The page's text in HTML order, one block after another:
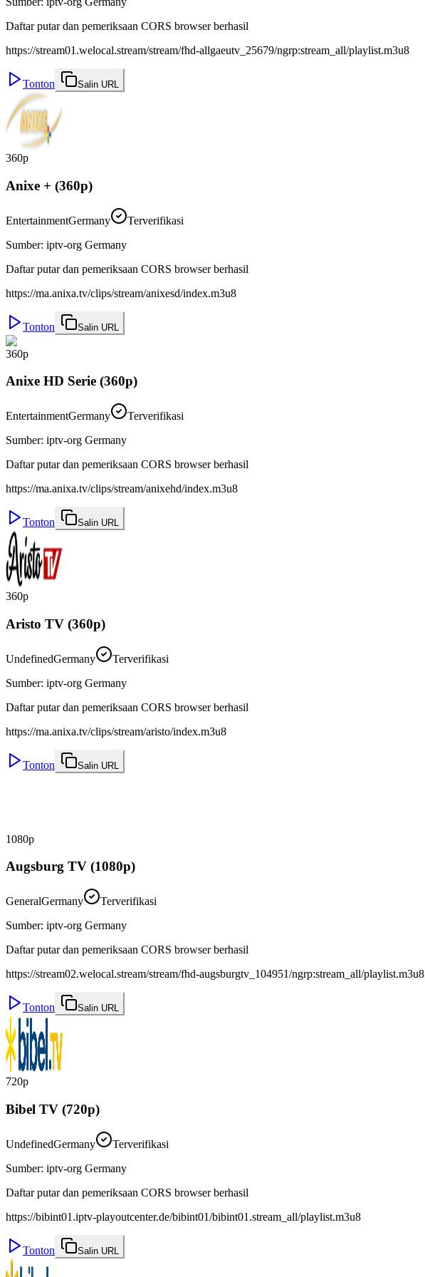
Daftar putar dan pemeriksaan CORS browser berhasil
https://stream01.welocal.stream/stream/fhd-allgaeutv_25679/ngrp:stream_all/playlist.m3u8
Tonton Salin URL
360p
Anixe + (360p)
EntertainmentGermany
Terverifikasi
Sumber: iptv-org Germany
Daftar putar dan pemeriksaan CORS browser berhasil
https://ma.anixa.tv/clips/stream/anixesd/index.m3u8
Tonton Salin URL
360p
Anixe HD Serie (360p)
EntertainmentGermany
Terverifikasi
Sumber: iptv-org Germany
Daftar putar dan pemeriksaan CORS browser berhasil
https://ma.anixa.tv/clips/stream/anixehd/index.m3u8
Tonton Salin URL
360p
Aristo TV (360p)
UndefinedGermany
Terverifikasi
Sumber: iptv-org Germany
Daftar putar dan pemeriksaan CORS browser berhasil
https://ma.anixa.tv/clips/stream/aristo/index.m3u8
Tonton Salin URL
1080p
Augsburg TV (1080p)
GeneralGermany
Terverifikasi
Sumber: iptv-org Germany
Daftar putar dan pemeriksaan CORS browser berhasil
https://stream02.welocal.stream/stream/fhd-augsburgtv_104951/ngrp:stream_all/playlist.m3u8
Tonton Salin URL
720p
Bibel TV (720p)
UndefinedGermany
Terverifikasi
Sumber: iptv-org Germany
Daftar putar dan pemeriksaan CORS browser berhasil
https://bibint01.iptv-playoutcenter.de/bibint01/bibint01.stream_all/playlist.m3u8
Tonton Salin URL